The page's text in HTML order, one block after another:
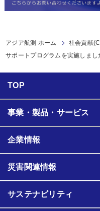
アジア航測 ホーム 社会貢献
サポートプログラムを実施しまし
TOP
事業・製品・サービス
企業情報
災害関連情報
サステナビリティ